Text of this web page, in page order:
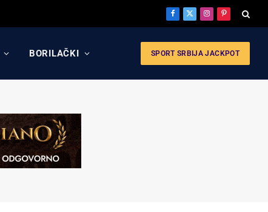
Facebook
X
Instagram
Pinterest
BORILAČKI SPORT SRBIJA JACKPOT